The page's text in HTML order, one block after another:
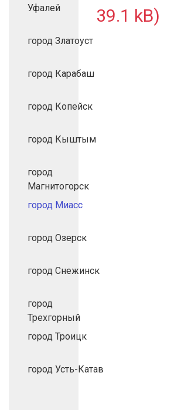
Уфалей
город Златоуст
город Карабаш
город Копейск
город Кыштым
город
Магнитогорск
город Миасс
город Озерск
город Снежинск
город
Трехгорный
город Троицк
город Усть-Катав
39.1 kB)